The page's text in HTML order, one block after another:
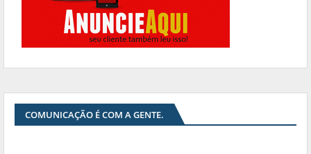
COMUNICAÇÃO É COM A GENTE.